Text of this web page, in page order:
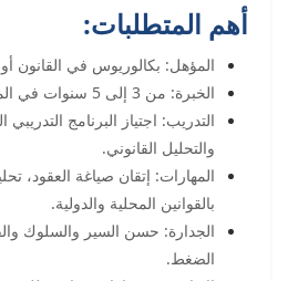
أهم المتطلبات:
المؤهل: بكالوريوس في القانون
الخبرة: من 3 إلى 5 سنوات في المجال القانوني أو الإداري.
التدريب: اجتياز البرنامج
والتحليل القانوني.
المهارات: إتقان صياغة العقود،
بالقوانين المحلية والدولية.
الجدارة: حسن السير والسلوك
الضغط.